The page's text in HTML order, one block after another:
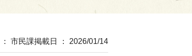
市民課掲載日 ： 2026/01/14